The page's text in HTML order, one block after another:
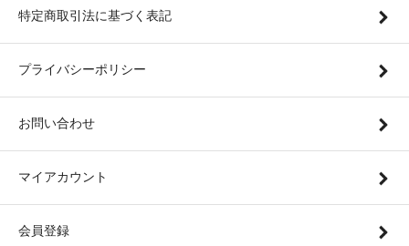
特定商取引法に基づく表記
プライバシーポリシー
お問い合わせ
マイアカウント
会員登録